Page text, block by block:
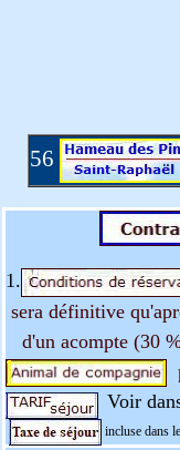
56
1.
sera définitive
d'un acompte (30
Voir
incluse dans